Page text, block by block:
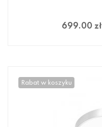
699.00 zł
Rabat w koszyku